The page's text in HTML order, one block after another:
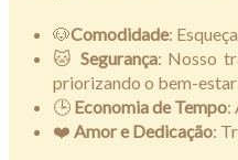
🐶Comodidade:
🐱 Segurança: Nosso
priorizando o bem-estar
🕒 Economia de Tempo:
❤️ Amor e Dedicação: